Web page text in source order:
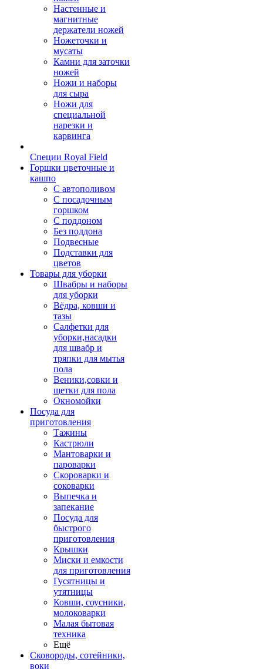
Настенные и
магнитные
держатели ножей
Ножеточки и
мусаты
Камни для заточки
ножей
Ножи и наборы
для сыра
Ножи для
специальной
нарезки и
карвинга
Специи Royal Field
Горшки цветочные и
кашпо
С автополивом
С посадочным
горшком
С поддоном
Без поддона
Подвесные
Подставки для
цветов
Товары для уборки
Швабры и наборы
для уборки
Вёдра, ковши и
тазы
Салфетки для
уборки,насадки
для швабр и
тряпки для мытья
пола
Веники,совки и
щетки для пола
Окномойки
Посуда для
приготовления
Тажины
Кастрюли
Мантоварки и
пароварки
Скороварки и
соковарки
Выпечка и
запекание
Посуда для
быстрого
приготовления
Крышки
Миски и емкости
для приготовления
Гусятницы и
утятницы
Ковши, соусники,
молоковарки
Малая бытовая
техника
Ещё
Сковороды, сотейники,
воки